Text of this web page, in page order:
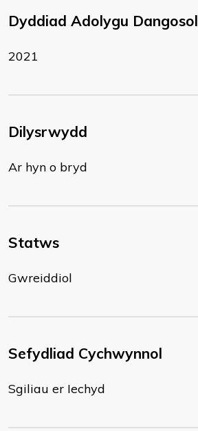
Dyddiad Adolygu Dangosol
2021
Dilysrwydd
Ar hyn o bryd
Statws
Gwreiddiol
Sefydliad Cychwynnol
Sgiliau er Iechyd